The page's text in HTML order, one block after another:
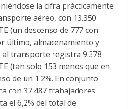
la cifra prácticamente
aéreo, con 13.350
(un descenso de 777 con
último, almacenamiento y
al transporte registra 9.378
(tan solo 153 menos que en
de un 1,2%. En conjunto
con 37.487 trabajadores
el 6,2% del total de